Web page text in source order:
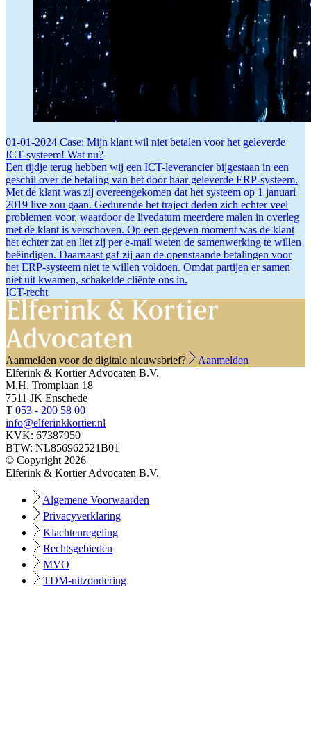
01-01-2024 Case: Mijn klant wil niet betalen voor het geleverde
ICT-systeem! Wat nu?
Een tijdje terug hebben wij een ICT-leverancier bijgestaan in een
geschil over de betaling van het door haar geleverde ERP-systeem.
Met de klant was zij overeengekomen dat het systeem op 1 januari
2019 live zou gaan. Gedurende het traject deden zich echter veel
problemen voor, waardoor de livedatum meerdere malen in overleg
met de klant is verschoven. Op een gegeven moment was de klant
het echter zat en liet zij per e-mail weten de samenwerking te willen
beëindigen. Daarnaast gaf zij aan de openstaande betalingen voor
het ERP-systeem niet te willen voldoen. Omdat partijen er samen
niet uit kwamen, schakelde cliënte ons in.
ICT-recht
Aanmelden voor de digitale nieuwsbrief?
Aanmelden
Elferink & Kortier Advocaten B.V.
M.H. Tromplaan 18
7511 JK Enschede
T 053 - 200 58 00
info@elferinkkortier.nl
KVK: 67387950
BTW: NL856962521B01
© Copyright 2026
Elferink & Kortier Advocaten B.V.
Algemene Voorwaarden
Privacyverklaring
Klachtenregeling
Rechtsgebieden
MVO
TDM-uitzondering